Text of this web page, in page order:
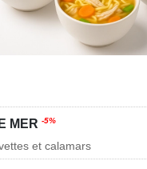
MER -5%
et calamars